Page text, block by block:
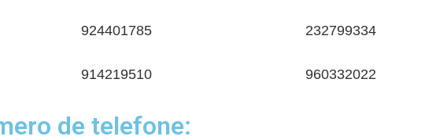
924401785 232799334
914219510 960332022
de telefone: